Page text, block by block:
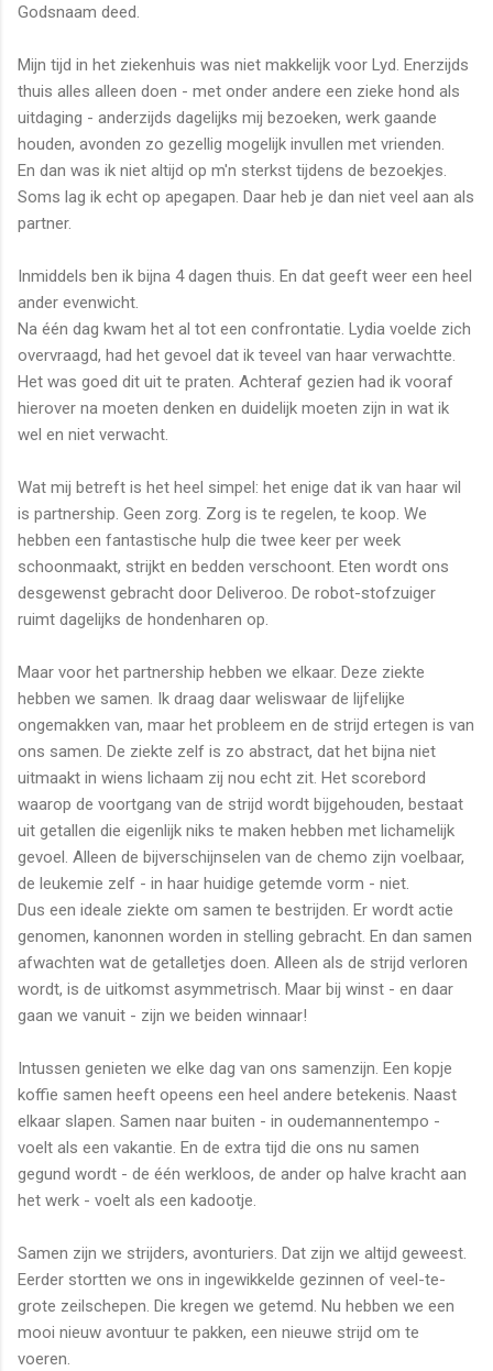
Godsnaam deed.
Mijn tijd in het ziekenhuis was niet makkelijk voor Lyd. Enerzijds
thuis alles alleen doen - met onder andere een zieke hond als
uitdaging - anderzijds dagelijks mij bezoeken, werk gaande
houden, avonden zo gezellig mogelijk invullen met vrienden.
En dan was ik niet altijd op m'n sterkst tijdens de bezoekjes.
Soms lag ik echt op apegapen. Daar heb je dan niet veel aan als
partner.
Inmiddels ben ik bijna 4 dagen thuis. En dat geeft weer een heel
ander evenwicht.
Na één dag kwam het al tot een confrontatie. Lydia voelde zich
overvraagd, had het gevoel dat ik teveel van haar verwachtte.
Het was goed dit uit te praten. Achteraf gezien had ik vooraf
hierover na moeten denken en duidelijk moeten zijn in wat ik
wel en niet verwacht.
Wat mij betreft is het heel simpel: het enige dat ik van haar wil
is partnership. Geen zorg. Zorg is te regelen, te koop. We
hebben een fantastische hulp die twee keer per week
schoonmaakt, strijkt en bedden verschoont. Eten wordt ons
desgewenst gebracht door Deliveroo. De robot-stofzuiger
ruimt dagelijks de hondenharen op.
Maar voor het partnership hebben we elkaar. Deze ziekte
hebben we samen. Ik draag daar weliswaar de lijfelijke
ongemakken van, maar het probleem en de strijd ertegen is van
ons samen. De ziekte zelf is zo abstract, dat het bijna niet
uitmaakt in wiens lichaam zij nou echt zit. Het scorebord
waarop de voortgang van de strijd wordt bijgehouden, bestaat
uit getallen die eigenlijk niks te maken hebben met lichamelijk
gevoel. Alleen de bijverschijnselen van de chemo zijn voelbaar,
de leukemie zelf - in haar huidige getemde vorm - niet.
Dus een ideale ziekte om samen te bestrijden. Er wordt actie
genomen, kanonnen worden in stelling gebracht. En dan samen
afwachten wat de getalletjes doen. Alleen als de strijd verloren
wordt, is de uitkomst asymmetrisch. Maar bij winst - en daar
gaan we vanuit - zijn we beiden winnaar!
Intussen genieten we elke dag van ons samenzijn. Een kopje
koffie samen heeft opeens een heel andere betekenis. Naast
elkaar slapen. Samen naar buiten - in oudemannentempo -
voelt als een vakantie. En de extra tijd die ons nu samen
gegund wordt - de één werkloos, de ander op halve kracht aan
het werk - voelt als een kadootje.
Samen zijn we strijders, avonturiers. Dat zijn we altijd geweest.
Eerder stortten we ons in ingewikkelde gezinnen of veel-te-
grote zeilschepen. Die kregen we getemd. Nu hebben we een
mooi nieuw avontuur te pakken, een nieuwe strijd om te
voeren.